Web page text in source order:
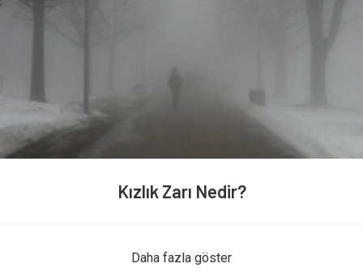
Kızlık Zarı Nedir?
Daha fazla göster